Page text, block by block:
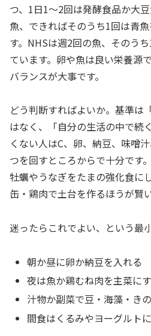
つ、1日1〜2回は発酵食品か大
魚、できればそのうち1回は青
す。NHSは週2回の魚、そのう
ています。卵や魚は良い栄養源
バランスが大事です。
どう判断すればよいか。基準は
はなく、「自分の生活の中で続
くない人はC、卵、納豆、味噌
つを回すところからで十分です
牡蠣やうなぎをたまの強化食に
缶・鶏肉で土台を作るほうが賢い
迷ったらこれでよい、という最
朝か昼に卵か納豆を入れる
夜は魚か鶏むね肉を主菜に
汁物か副菜で豆・海藻・き
間食はくるみやヨーグルト